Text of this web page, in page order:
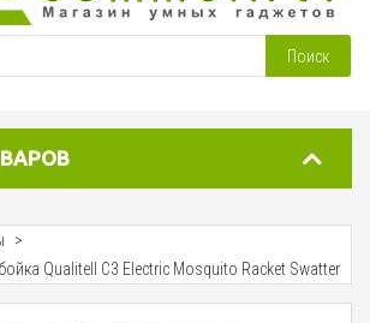
Поиск
Qualitell C3 Electric Mosquito Racket Swatter